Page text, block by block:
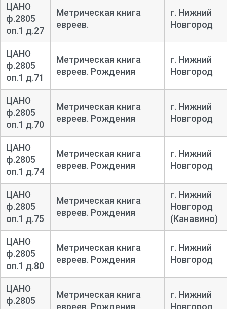
ЦАНО
ф.2805
оп.1 д.27
Метрическая книга
евреев.
г. Нижний
Новгород
ЦАНО
ф.2805
оп.1 д.71
Метрическая книга
евреев. Рождения
г. Нижний
Новгород
ЦАНО
ф.2805
оп.1 д.70
Метрическая книга
евреев. Рождения
г. Нижний
Новгород
ЦАНО
ф.2805
оп.1 д.74
Метрическая книга
евреев. Рождения
г. Нижний
Новгород
ЦАНО
ф.2805
оп.1 д.75
Метрическая книга
евреев. Рождения
г. Нижний
Новгород
(Канавино)
ЦАНО
ф.2805
оп.1 д.80
Метрическая книга
евреев. Рождения
г. Нижний
Новгород
ЦАНО
ф.2805
Метрическая книга
евреев. Рождения
г. Нижний
Новгород